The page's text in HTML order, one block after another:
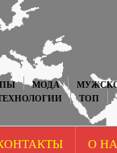
МОДА
ТОП
О